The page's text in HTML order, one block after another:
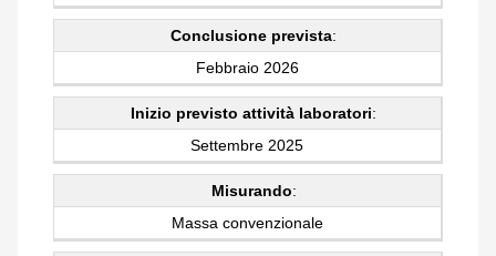
Conclusione prevista:
Febbraio 2026
Inizio previsto attività laboratori:
Settembre 2025
Misurando:
Massa convenzionale